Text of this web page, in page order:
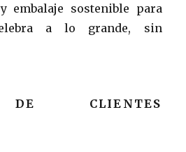
embalaje sostenible para
a lo grande, sin
DE CLIENTES